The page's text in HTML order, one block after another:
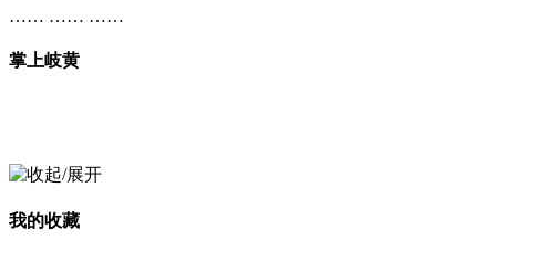
…… …… ……
掌上岐黄
我的收藏